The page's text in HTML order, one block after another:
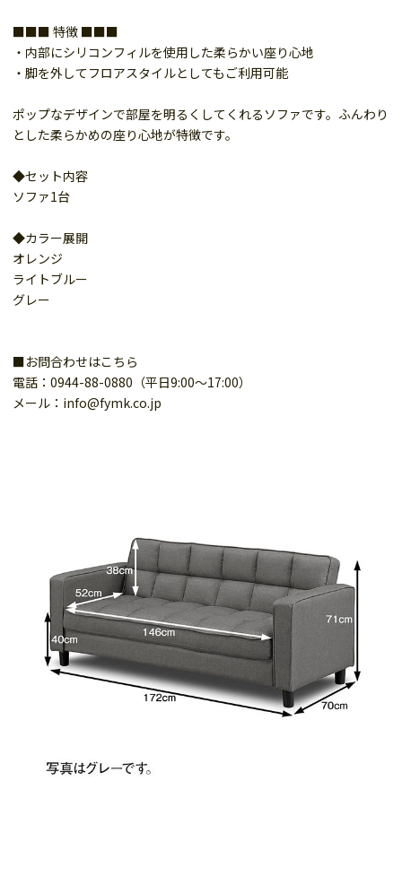
■■■ 特徴 ■■■
・内部にシリコンフィルを使用した柔らかい座り心地
・脚を外してフロアスタイルとしてもご利用可能
ポップなデザインで部屋を明るくしてくれるソファです。ふんわり
とした柔らかめの座り心地が特徴です。
◆セット内容
ソファ1台
◆カラー展開
オレンジ
ライトブルー
グレー
■お問合わせはこちら
電話：0944-88-0880（平日9:00～17:00）
メール：info@fymk.co.jp